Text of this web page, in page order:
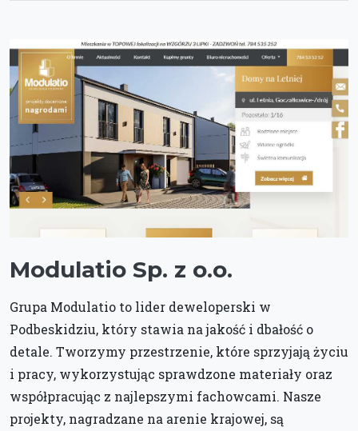
Modulatio Sp. z o.o.
Grupa Modulatio to lider deweloperski w
Podbeskidziu, który stawia na jakość i dbałość o
detale. Tworzymy przestrzenie, które sprzyjają życiu
i pracy, wykorzystując sprawdzone materiały oraz
współpracując z najlepszymi fachowcami. Nasze
projekty, nagradzane na arenie krajowej, są